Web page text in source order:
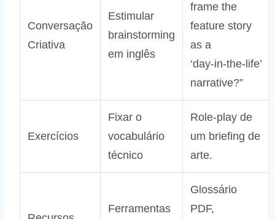
Conversação
Criativa
Estimular
brainstorming
em inglês
frame the
feature story
as a
‘day‑in‑the‑life’
narrative?”
Exercícios
Fixar o
vocabulário
técnico
Role‑play de
um briefing de
arte.
Ferramentas
Glossário
PDF,